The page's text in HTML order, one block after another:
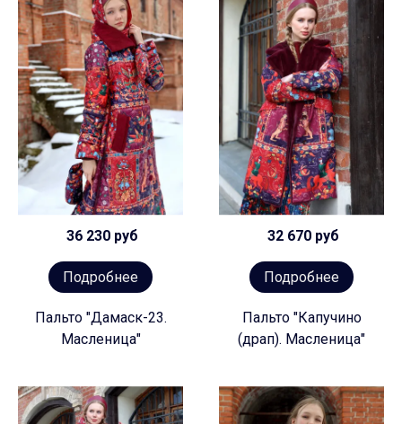
36 230 руб
Подробнее
Пальто "Дамаск-23.
Масленица"
32 670 руб
Подробнее
Пальто "Капучино
(драп). Масленица"